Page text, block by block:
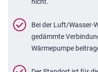
Bei der Luft/Wasser-
gedämmte
Wärmepumpe